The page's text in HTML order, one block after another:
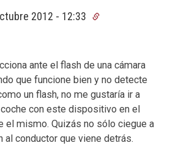
2012 - 12:33
ante el flash de una cámara
que funcione bien y no detecte
un flash, no me gustaría ir a
con este dispositivo en el
el mismo. Quizás no sólo ciegue a
al conductor que viene detrás.